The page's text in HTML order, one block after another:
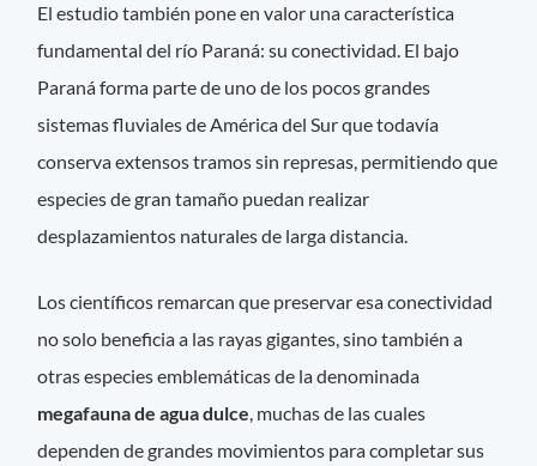
El estudio también pone en valor una característica
fundamental del río Paraná: su conectividad. El bajo
Paraná forma parte de uno de los pocos grandes
sistemas fluviales de América del Sur que todavía
conserva extensos tramos sin represas, permitiendo que
especies de gran tamaño puedan realizar
desplazamientos naturales de larga distancia.
Los científicos remarcan que preservar esa conectividad
no solo beneficia a las rayas gigantes, sino también a
otras especies emblemáticas de la denominada
megafauna de agua dulce, muchas de las cuales
dependen de grandes movimientos para completar sus